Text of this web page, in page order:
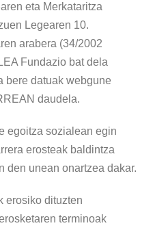
eta Merkataritza
Legearen 10.
arabera (34/2002
Fundazio bat dela
bere datuak webgune
daudela.
egoitza sozialean egin
erosteak baldintza
den unean onartzea dakar.
erosiko dituzten
terminoak